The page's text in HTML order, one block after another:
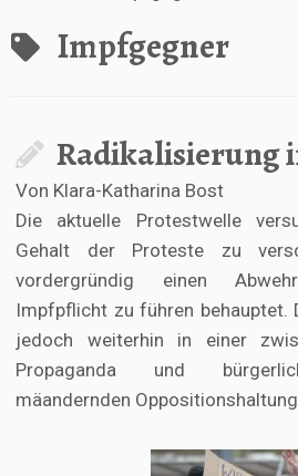
Impfgegner
Radikalisierung
Von Klara-Katharina Bost
Die aktuelle Protestwelle
Gehalt der Proteste zu
vordergründig einen
Impfpflicht zu führen behauptet.
jedoch weiterhin in einer
Propaganda und
mäandernden